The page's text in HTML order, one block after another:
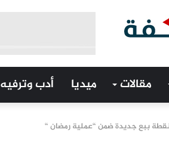
مقالات ميديا أدب وترفيه
ببع جديدة ضمن “عملية رمضان “